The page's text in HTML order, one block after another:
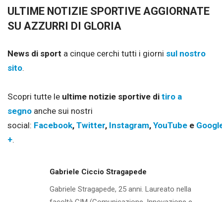
ULTIME NOTIZIE SPORTIVE AGGIORNATE
SU AZZURRI DI GLORIA
News di sport a cinque cerchi tutti i giorni sul nostro
sito.
Scopri tutte le ultime notizie sportive di tiro a
segno anche sui nostri
social: Facebook, Twitter, Instagram, YouTube e
+.
Gabriele Ciccio Stragapede
Gabriele Stragapede, 25 anni. Laureato nella